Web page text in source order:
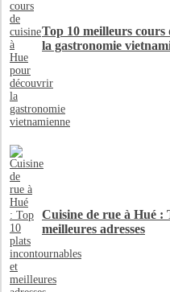
Top 10 meilleurs
la gastronomie
Cuisine de rue à Hué :
meilleures adresses